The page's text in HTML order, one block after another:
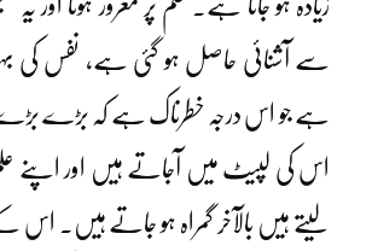
زیادہ ہو جاتا ہے۔ علم پر مغرور ہونا اور یہ
سے آشنائی حاصل ہو گئی ہے، نفس کی
ہے جو اس درجہ خطرناک ہے کہ بڑے
اس کی لپیٹ میں آجاتے ہیں اور اپنے علم
لیتے ہیں بالآخر گمراہ ہو جاتے ہیں۔